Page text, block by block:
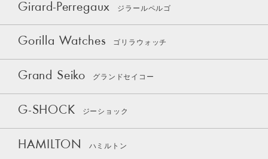
Girard-Perregaux ジラールペルゴ
Gorilla Watches ゴリラウォッチ
Grand Seiko グランドセイコー
G-SHOCK ジーショック
HAMILTON ハミルトン